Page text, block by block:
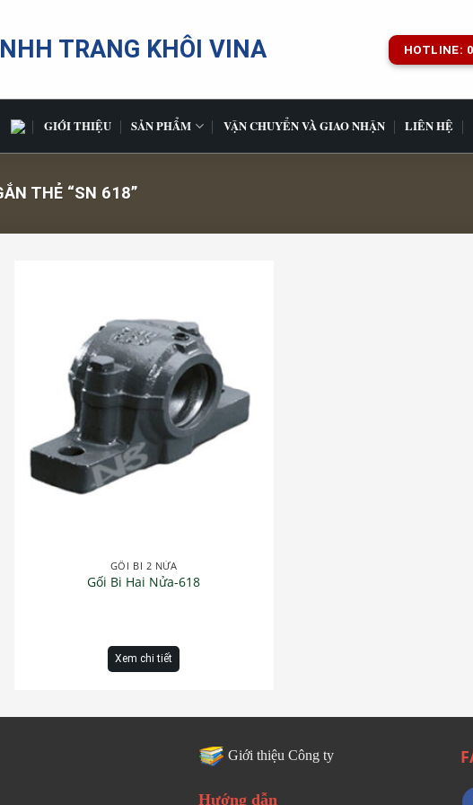
TRANG KHÔI VINA HOTLINE:
GIỚI THIỆU SẢN PHẨM VẬN CHUYỂN VÀ GIAO NHẬN LIÊN HỆ
THẺ “SN 618”
GỐI BI 2 NỬA
Gối Bi Hai Nửa-618
Xem chi tiết
Giới thiệu Công ty
Hướng dẫn